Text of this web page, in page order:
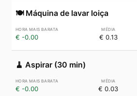
🍽️ Máquina de lavar loiça
€ -0.00 € 0.13
🧹 Aspirar (30 min)
€ -0.00 € 0.03